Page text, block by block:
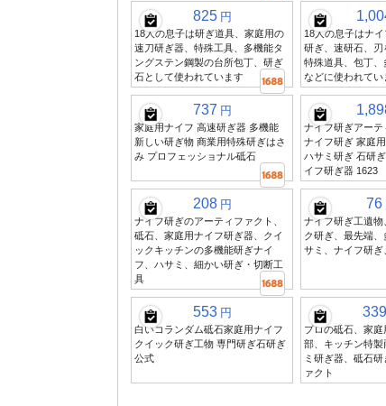
825 円
18人の息子は研ぎ道具、家庭用の
速刀研ぎ器、特殊工具、多機能タ
ングステン鋼製の台所包丁、研ぎ
石として使われています
18人の息子はナ
研ぎ、速研石、
特殊道具、包丁
などに使われてい
737 円
家庭用ナイフ 高速研ぎ器 多機能
新しい研ぎ物 商業用特殊研ぎはさ
み プロフェッショナル砥石
ナイフ研ぎアー
ナイフ研ぎ 家庭
ハサミ研ぎ 石研
イフ研ぎ器 1623
208 円
ナイフ研ぎのアーティファクト、
砥石、家庭用ナイフ研ぎ器、クイ
ックキッチンの多機能研ぎナイ
フ、ハサミ、細かい研ぎ・切断工
具
76
ナイフ研ぎ工遺物
ク研ぎ、最先端
サミ、ナイフ研
553 円
白いコランダム砥石家庭用ナイフ
クイック研ぎ工物 専門研ぎ石研ぎ
公式
339
プロの砥石、家庭
部、キッチン特
ミ研ぎ器、砥石
ァクト